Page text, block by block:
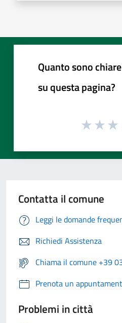
Quanto sono
su questa pagina?
Contatta il comune
Leggi le domande
Richiedi Assistenza
Chiama il comune +39
Prenota un
Problemi in città